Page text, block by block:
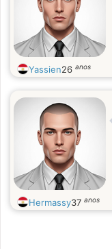
Yassien26 anos
Hermassy37 anos